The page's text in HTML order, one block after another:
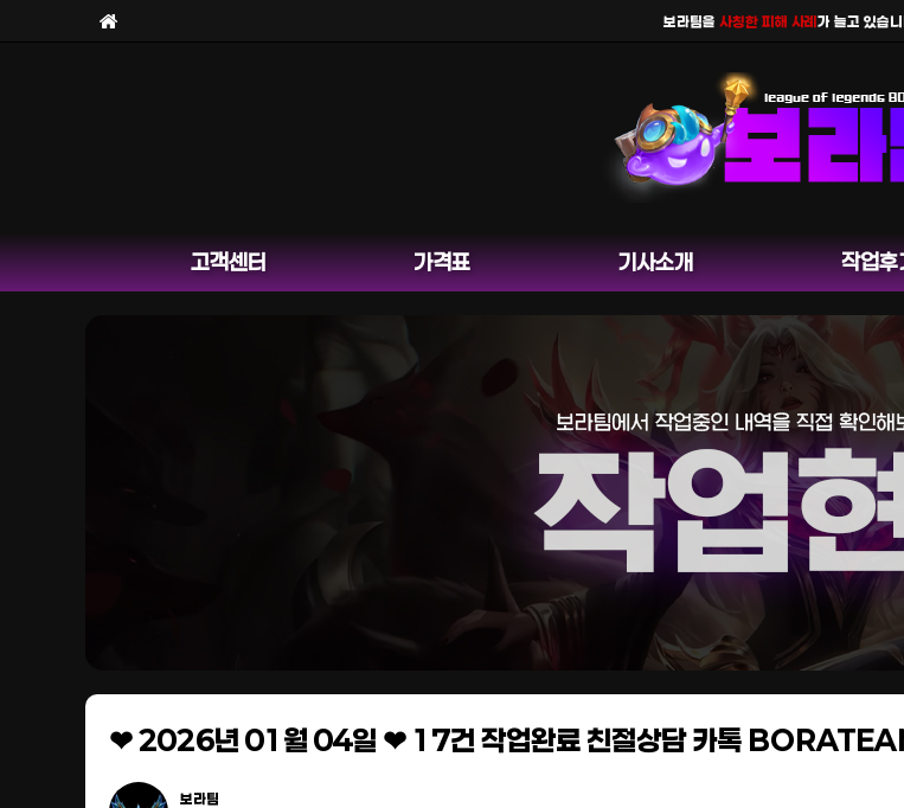
보라팀을사칭한 피해 사례가 늘고 있습니다.
고객센터 가격표 기사소개 작업후
❤ 2026년 01월 04일 ❤ 17건 작업완료 친절상담 카톡
보라팀